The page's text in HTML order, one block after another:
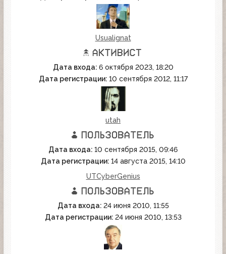
Usualignat
Дата входа: 6 октября 2023, 18:20
Дата регистрации: 10 сентября 2012, 11:17
utah
Дата входа: 10 сентября 2015, 09:46
Дата регистрации: 14 августа 2015, 14:10
UTCyberGenius
Дата входа: 24 июня 2010, 11:55
Дата регистрации: 24 июня 2010, 13:53